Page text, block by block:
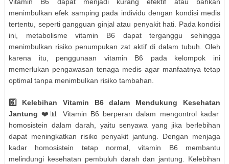
Vitamin B6 dapat menjadi kurang efektif atau bahkan
menimbulkan efek samping pada individu dengan kondisi medis
tertentu, seperti gangguan ginjal atau penyakit hati. Pada kondisi
ini, metabolisme vitamin B6 dapat terganggu sehingga
menimbulkan risiko penumpukan zat aktif di dalam tubuh. Oleh
karena itu, penggunaan vitamin B6 pada kelompok ini
memerlukan pengawasan tenaga medis agar manfaatnya tetap
optimal tanpa menimbulkan risiko tambahan.
6️⃣ Kelebihan Vitamin B6 dalam Mendukung Kesehatan
Jantung ❤️📊 Vitamin B6 berperan dalam mengontrol kadar
homosistein dalam darah, yaitu senyawa yang jika berlebihan
dapat meningkatkan risiko penyakit jantung. Dengan menjaga
kadar homosistein tetap normal, vitamin B6 membantu
melindungi kesehatan pembuluh darah dan jantung. Kelebihan